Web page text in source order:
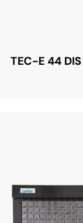
TEC-E 44 DIS